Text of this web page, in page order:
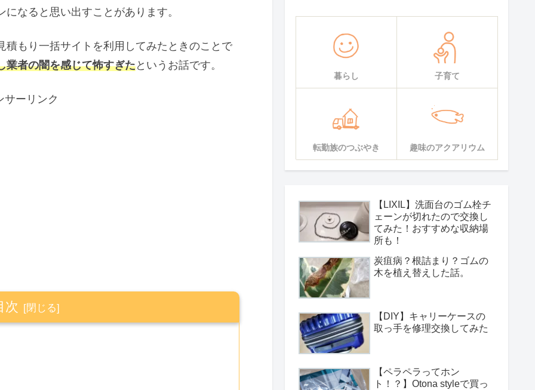
なると思い出すことがあります。
もり一括サイトを利用してみたときのことで
業者の闇を感じて怖すぎたというお話です。
サーリンク
次
暮らし 子育て
転勤族のつぶやき 趣味のアクアリウム
【LIXIL】洗面台のゴム栓チ
ェーンが切れたので交換し
てみた！おすすめな収納場
所も！
炭疽病？根詰まり？ゴムの
木を植え替えした話。
【DIY】キャリーケースの
取っ手を修理交換してみた
【ペラペラってホン
ト！？】Otona styleで買っ